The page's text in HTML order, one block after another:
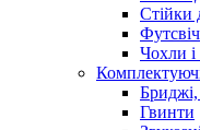
Стійки
Футсвіч
Чохли і
Бриджі,
Гвинти